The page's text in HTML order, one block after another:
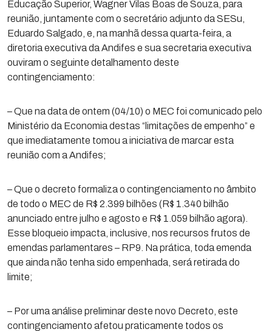
Educação Superior, Wagner Vilas Boas de Souza, para
reunião, juntamente com o secretário adjunto da SESu,
Eduardo Salgado, e, na manhã dessa quarta-feira, a
diretoria executiva da Andifes e sua secretaria executiva
ouviram o seguinte detalhamento deste
contingenciamento:
– Que na data de ontem (04/10) o MEC foi comunicado pelo
Ministério da Economia destas “limitações de empenho” e
que imediatamente tomou a iniciativa de marcar esta
reunião com a Andifes;
– Que o decreto formaliza o contingenciamento no âmbito
de todo o MEC de R$ 2.399 bilhões (R$ 1.340 bilhão
anunciado entre julho e agosto e R$ 1.059 bilhão agora).
Esse bloqueio impacta, inclusive, nos recursos frutos de
emendas parlamentares – RP9. Na prática, toda emenda
que ainda não tenha sido empenhada, será retirada do
limite;
– Por uma análise preliminar deste novo Decreto, este
contingenciamento afetou praticamente todos os